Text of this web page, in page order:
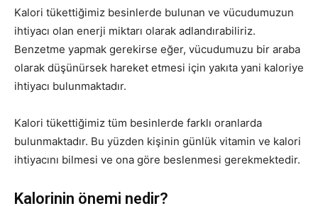
Kalori tükettiğimiz besinlerde bulunan ve vücudumuzun
ihtiyacı olan enerji miktarı olarak adlandırabiliriz.
Benzetme yapmak gerekirse eğer, vücudumuzu bir araba
olarak düşünürsek hareket etmesi için yakıta yani kaloriye
ihtiyacı bulunmaktadır.
Kalori tükettiğimiz tüm besinlerde farklı oranlarda
bulunmaktadır. Bu yüzden kişinin günlük vitamin ve kalori
ihtiyacını bilmesi ve ona göre beslenmesi gerekmektedir.
Kalorinin önemi nedir?